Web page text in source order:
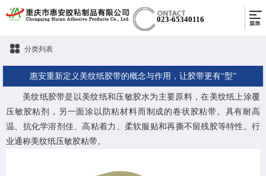
023-65340116
分类列表
惠安重新定义美纹纸胶带的概念与作用，让胶带更有“型”
美纹纸胶带是以美纹纸和压敏胶水为主要原料，在美纹纸上涂覆
压敏胶粘剂，另一面涂以防粘材料而制成的卷状胶粘带。具有耐高
温、抗化学溶剂佳、高粘着力、柔软服贴和再撕不留残胶等特性。行
业通称美纹纸压敏胶粘带。